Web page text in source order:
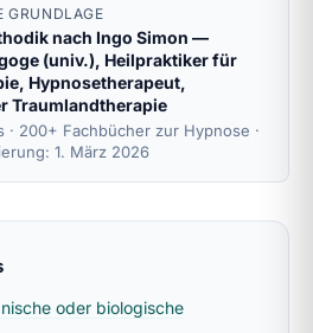
GRUNDLAGE
nach Ingo Simon —
(univ.), Heilpraktiker für
Hypnosetherapeut,
Traumlandtherapie
· 200+ Fachbücher zur Hypnose ·
1. März 2026
oder biologische